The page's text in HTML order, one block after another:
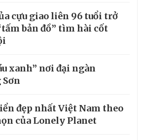
cựu giao liên 96 tuổi trở
bản đồ” tìm hài cốt
xanh” nơi đại ngàn
đẹp nhất Việt Nam theo
của Lonely Planet